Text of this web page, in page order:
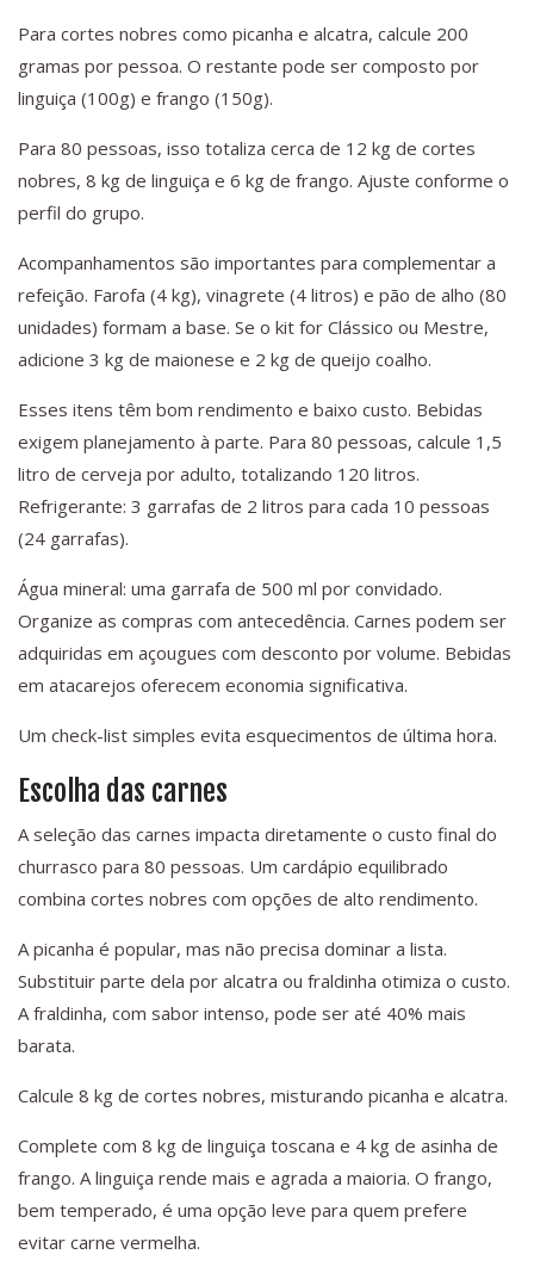
Para cortes nobres como picanha e alcatra, calcule 200
gramas por pessoa. O restante pode ser composto por
linguiça (100g) e frango (150g).
Para 80 pessoas, isso totaliza cerca de 12 kg de cortes
nobres, 8 kg de linguiça e 6 kg de frango. Ajuste conforme o
perfil do grupo.
Acompanhamentos são importantes para complementar a
refeição. Farofa (4 kg), vinagrete (4 litros) e pão de alho (80
unidades) formam a base. Se o kit for Clássico ou Mestre,
adicione 3 kg de maionese e 2 kg de queijo coalho.
Esses itens têm bom rendimento e baixo custo. Bebidas
exigem planejamento à parte. Para 80 pessoas, calcule 1,5
litro de cerveja por adulto, totalizando 120 litros.
Refrigerante: 3 garrafas de 2 litros para cada 10 pessoas
(24 garrafas).
Água mineral: uma garrafa de 500 ml por convidado.
Organize as compras com antecedência. Carnes podem ser
adquiridas em açougues com desconto por volume. Bebidas
em atacarejos oferecem economia significativa.
Um check-list simples evita esquecimentos de última hora.
Escolha das carnes
A seleção das carnes impacta diretamente o custo final do
churrasco para 80 pessoas. Um cardápio equilibrado
combina cortes nobres com opções de alto rendimento.
A picanha é popular, mas não precisa dominar a lista.
Substituir parte dela por alcatra ou fraldinha otimiza o custo.
A fraldinha, com sabor intenso, pode ser até 40% mais
barata.
Calcule 8 kg de cortes nobres, misturando picanha e alcatra.
Complete com 8 kg de linguiça toscana e 4 kg de asinha de
frango. A linguiça rende mais e agrada a maioria. O frango,
bem temperado, é uma opção leve para quem prefere
evitar carne vermelha.